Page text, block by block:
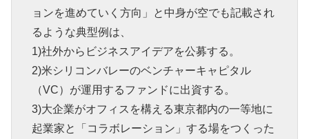
ョンを進めていく方向」と中身が空でも記載され
るような典型例は、
1)社外からビジネスアイデアを公募する。
2)米シリコンバレーのベンチャーキャピタル
（VC）が運用するファンドに出資する。
3)大企業がオフィスを構える東京都内の一等地に
起業家と「コラボレーション」する場をつくった